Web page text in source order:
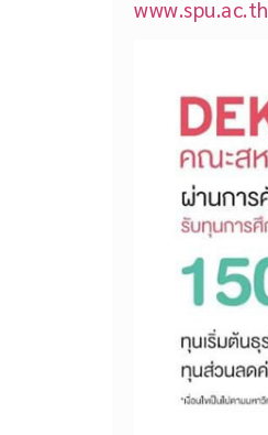
www.spu.ac.th